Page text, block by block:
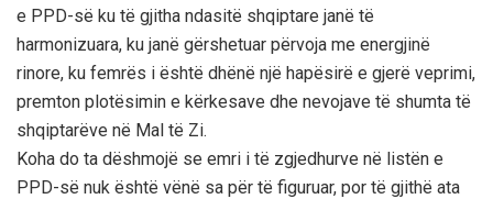
e PPD-së ku të gjitha ndasitë shqiptare janë të
harmonizuara, ku janë gërshetuar përvoja me energjinë
rinore, ku femrës i është dhënë një hapësirë e gjerë veprimi,
premton plotësimin e kërkesave dhe nevojave të shumta të
shqiptarëve në Mal të Zi.
Koha do ta dëshmojë se emri i të zgjedhurve në listën e
PPD-së nuk është vënë sa për të figuruar, por të gjithë ata